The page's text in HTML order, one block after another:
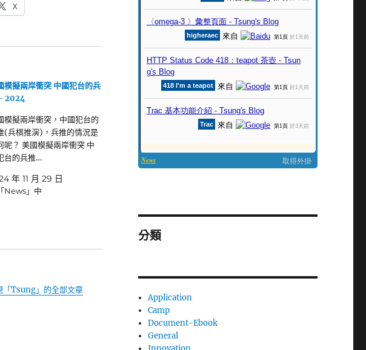
X
模擬兩岸衝突 中國犯台的兵
2024
模擬兩岸衝突，中國犯台的
(兵棋推演)，兵推的情況是
呢？ 美國模擬兩岸衝突 中
台的兵推…
年 11 月 29 日
News」中
「Tsung」的全部文章
分類
Application
Camp
Document-Ebook
General